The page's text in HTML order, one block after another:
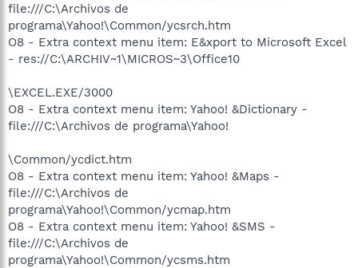
file:///C:\Archivos de
programa\Yahoo!\Common/ycsrch.htm
O8 - Extra context menu item: E&xport to Microsoft Excel
- res://C:\ARCHIV~1\MICROS~3\Office10
\EXCEL.EXE/3000
O8 - Extra context menu item: Yahoo! &Dictionary -
file:///C:\Archivos de programa\Yahoo!
\Common/ycdict.htm
O8 - Extra context menu item: Yahoo! &Maps -
file:///C:\Archivos de
programa\Yahoo!\Common/ycmap.htm
O8 - Extra context menu item: Yahoo! &SMS -
file:///C:\Archivos de
programa\Yahoo!\Common/ycsms.htm